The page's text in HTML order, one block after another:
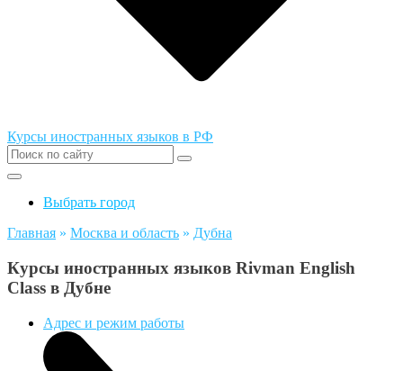
Курсы иностранных языков в РФ
Выбрать город
Главная » Москва и область » Дубна
Курсы иностранных языков Rivman English
Class в Дубне
Адрес и режим работы